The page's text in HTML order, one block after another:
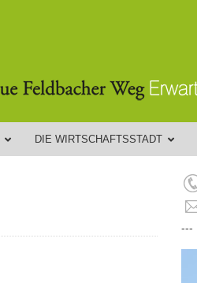
DIE WIRTSCHAFTSSTADT
---